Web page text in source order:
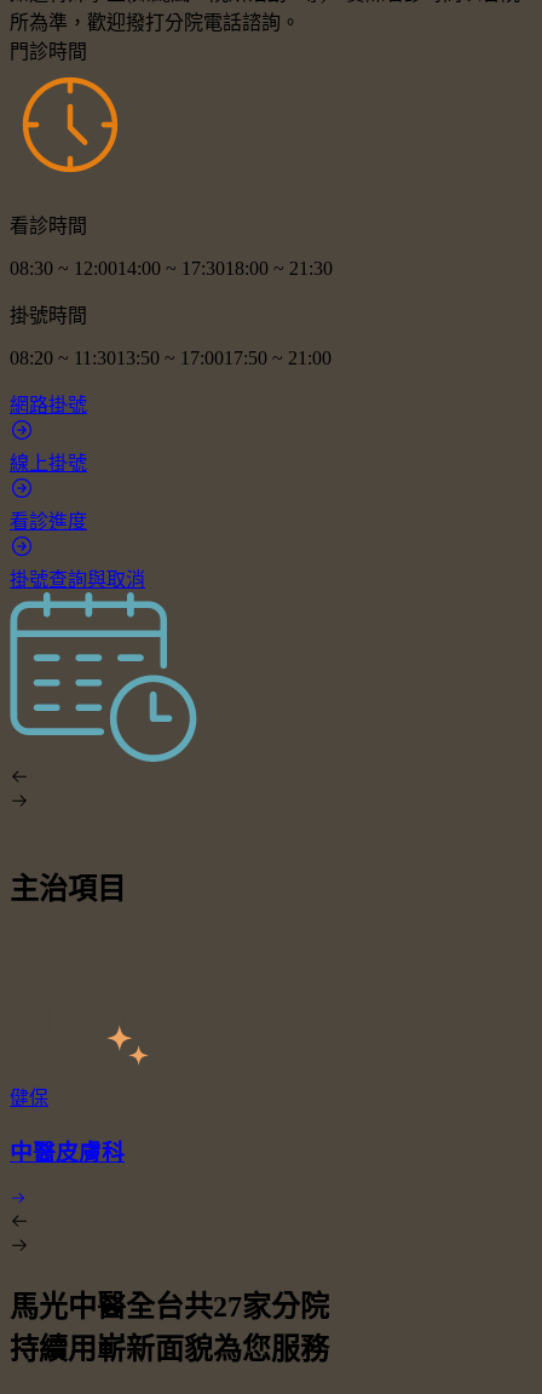
所為準，歡迎撥打分院電話諮詢。
門診時間
看診時間
08:30 ~ 12:0014:00 ~ 17:3018:00 ~ 21:30
掛號時間
08:20 ~ 11:3013:50 ~ 17:0017:50 ~ 21:00
網路掛號
線上掛號
看診進度
掛號查詢與取消
主治項目
健保
中醫皮膚科
馬光中醫全台共27家分院
持續用嶄新面貌為您服務